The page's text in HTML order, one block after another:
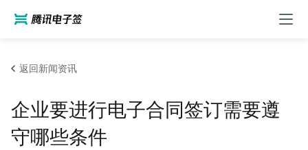
返回新闻资讯
企业要进行电子合同签订需要遵
守哪些条件